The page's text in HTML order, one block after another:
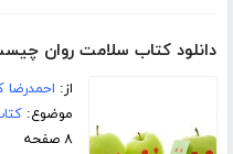
دانلود کتاب سلامت روان
از: احمدرضا
موضوع:
۸ صفحه